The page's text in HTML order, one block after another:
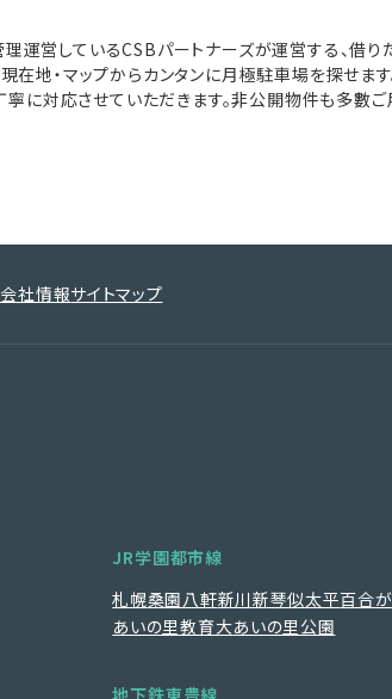
運営しているCSBパートナーズが運営する、借り
在地・マップからカンタンに月極駐車場を探せま
寧に対応させていただきます。非公開物件も多數
社情報サイトマップ
JR学園都市線
札幌桑園 八軒新川新琴似太平百合
あいの里教育大あいの里公園
地下鉄東豊線